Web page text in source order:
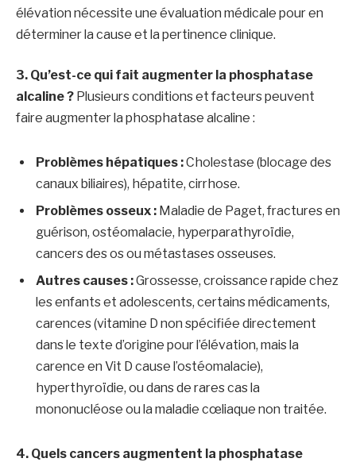
élévation nécessite une évaluation médicale pour en
déterminer la cause et la pertinence clinique.
3. Qu’est-ce qui fait augmenter la phosphatase
alcaline ? Plusieurs conditions et facteurs peuvent
faire augmenter la phosphatase alcaline :
Problèmes hépatiques :Cholestase (blocage des
canaux biliaires), hépatite, cirrhose.
Problèmes osseux : Maladie de Paget, fractures en
guérison, ostéomalacie, hyperparathyroïdie,
cancers des os ou métastases osseuses.
Autres causes :Grossesse, croissance rapide chez
les enfants et adolescents, certains médicaments,
carences (vitamine D non spécifiée directement
dans le texte d’origine pour l’élévation, mais la
carence en Vit D cause l’ostéomalacie),
hyperthyroïdie, ou dans de rares cas la
mononucléose ou la maladie cœliaque non traitée.
4. Quels cancers augmentent la phosphatase